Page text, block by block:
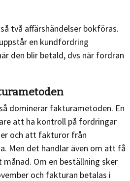
två affärshändelser bokföras.
en kundfordring
den blir betald, dvs när fordran
dominerar fakturametoden. En
att ha kontroll på fordringar
och att fakturor från
Men det handlar även om att få
Om en beställning sker
och fakturan betalas i